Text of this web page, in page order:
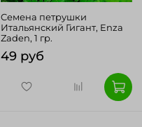
Cемена петрушки
Итальянский Гигант, Enza
Zaden, 1 гр.
49 руб